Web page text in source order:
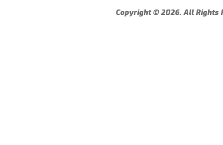
Copyright © 2026. All Rights